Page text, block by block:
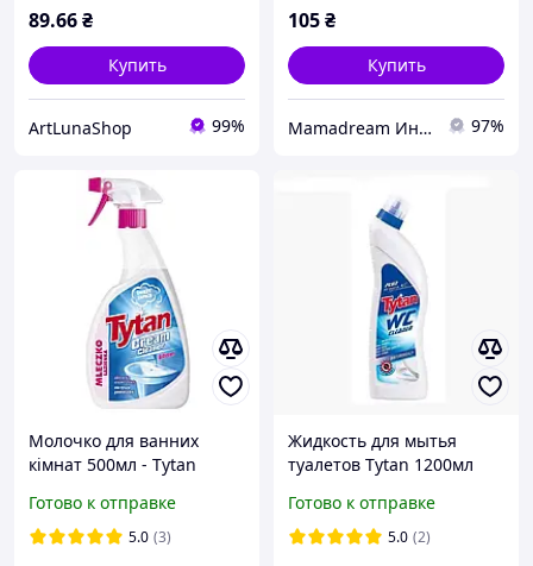
89.66₴
Купить
ArtLunaShop 99%
105₴
Купить
Mamadream Интернет магазин 97%
Молочко для ванних
кімнат 500мл - Tytan
Готово к отправке
5.0 (3)
Жидкость для мытья
туалетов Tytan 1200мл
Готово к отправке
5.0 (2)